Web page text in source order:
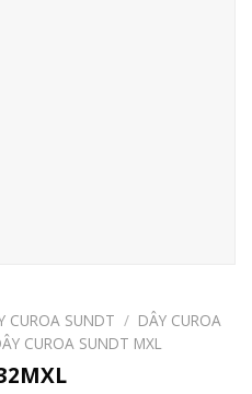
CUROA SUNDT / DÂY CUROA
CUROA SUNDT MXL